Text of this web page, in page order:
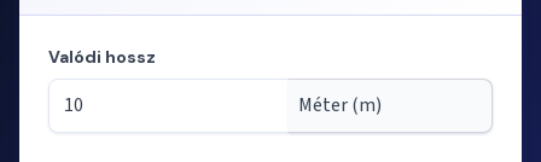
Valódi hossz